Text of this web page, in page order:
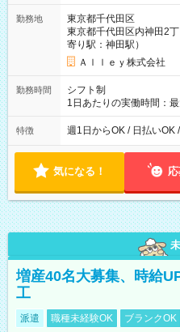
勤務地
東京都千代田区
東京都千代田区内神田2
寄り駅：神田駅）
Ａｌｌｅｙ株式会社
勤務時間
シフト制
1日あたりの実働時間：
実働時間：1-5時間 └上
能！ └平日・土曜日の中
18:00 などのように
特徴 週1日からOK / 日払いOK
気になる！
増産40名大募集、時給
工
派遣 職種未経験OK ブランクOK